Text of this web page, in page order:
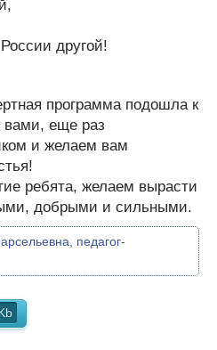
другой!
программа подошла к
вами, еще раз
и желаем вам
ребята, желаем вырасти
добрыми и сильными.
педагог-